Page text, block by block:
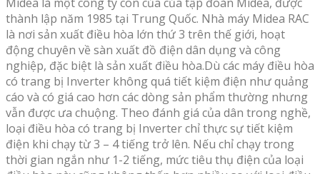
thành lập năm 1985 tại Trung Quốc. Nhà máy Midea RAC
là nơi sản xuất điều hòa lớn thứ 3 trên thế giới, hoạt
động chuyên về sàn xuất đồ điện dân dụng và công
nghiệp, đặc biệt là sản xuất điều hòa.Dù các máy điều hòa
có trang bị Inverter không quá tiết kiệm điện như quảng
cáo và có giá cao hơn các dòng sản phẩm thường nhưng
vẫn được ưa chuộng. Theo đánh giá của dân trong nghề,
loại điều hòa có trang bị Inverter chỉ thực sự tiết kiệm
điện khi chạy từ 3 – 4 tiếng trở lên. Nếu chỉ chạy trong
thời gian ngắn như 1-2 tiếng, mức tiêu thụ điện của loại